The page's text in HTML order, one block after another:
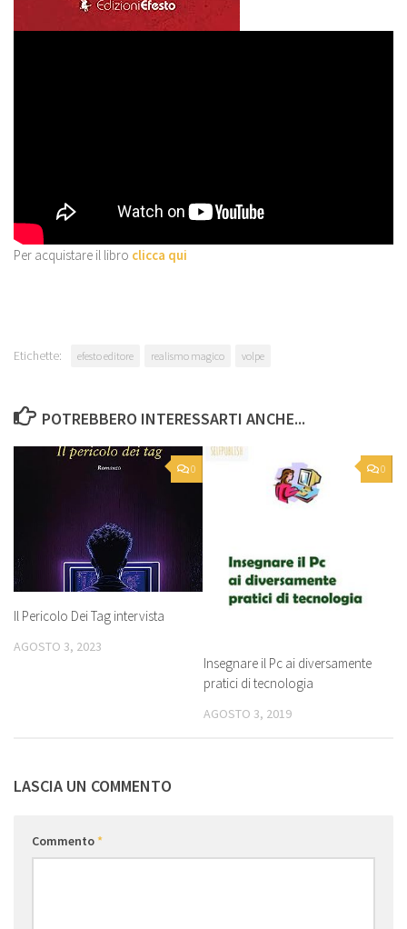
Per acquistare il libro clicca qui
Etichette: efesto editore realismo magico volpe
POTREBBERO INTERESSARTI ANCHE...
0
Il Pericolo Dei Tag intervista
AGOSTO 3, 2023
0
Insegnare il Pc ai diversamente
pratici di tecnologia
AGOSTO 3, 2019
LASCIA UN COMMENTO
Commento*